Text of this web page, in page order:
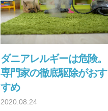
ダニアレルギーは危険。
専門家の徹底駆除がおす
すめ
2020.08.24